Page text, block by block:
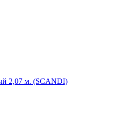
2,07 м. (SCANDI)